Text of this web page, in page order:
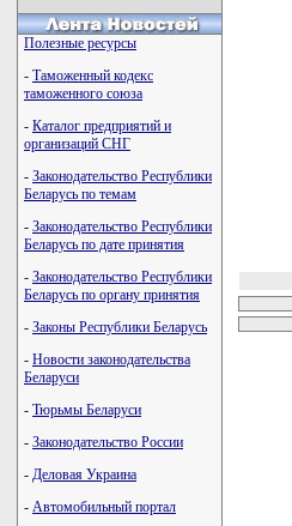
Полезные ресурсы
- Таможенный кодекс
таможенного союза
- Каталог предприятий и
организаций СНГ
- Законодательство Республики
Беларусь по темам
- Законодательство Республики
Беларусь по дате принятия
- Законодательство Республики
Беларусь по органу принятия
- Законы Республики Беларусь
- Новости законодательства
Беларуси
- Тюрьмы Беларуси
- Законодательство России
- Деловая Украина
- Автомобильный портал